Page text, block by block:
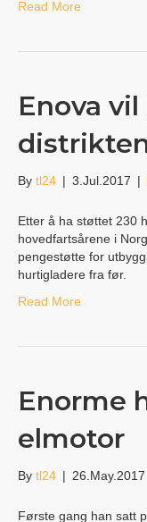
Read More
Enova
By tl24 | 3.Jul.2017 |
Etter å ha støttet 230
hovedfartsårene i
pengestøtte for
hurtigladere fra før.
Read More
Enorme
elmotor
By tl24 | 26.May.2017
Første gang han satt